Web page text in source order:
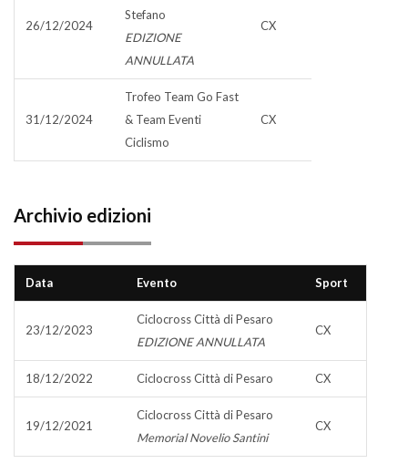
26/12/2024
Stefano
EDIZIONE
ANNULLATA
CX
31/12/2024
Trofeo Team Go Fast
& Team Eventi
Ciclismo
CX
Archivio edizioni
Data Evento Sport
23/12/2023
Ciclocross Città di Pesaro
EDIZIONE ANNULLATA
CX
18/12/2022 Ciclocross Città di Pesaro CX
19/12/2021
Ciclocross Città di Pesaro
Memorial Novelio Santini
CX